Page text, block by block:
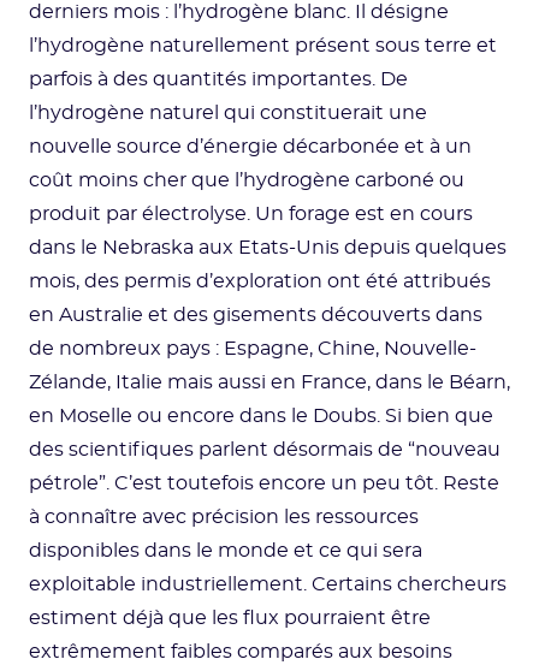
derniers mois : l’hydrogène blanc. Il désigne
l’hydrogène naturellement présent sous terre et
parfois à des quantités importantes. De
l’hydrogène naturel qui constituerait une
nouvelle source d’énergie décarbonée et à un
coût moins cher que l’hydrogène carboné ou
produit par électrolyse. Un forage est en cours
dans le Nebraska aux Etats-Unis depuis quelques
mois, des permis d’exploration ont été attribués
en Australie et des gisements découverts dans
de nombreux pays : Espagne, Chine, Nouvelle-
Zélande, Italie mais aussi en France, dans le Béarn,
en Moselle ou encore dans le Doubs. Si bien que
des scientifiques parlent désormais de “nouveau
pétrole”. C’est toutefois encore un peu tôt. Reste
à connaître avec précision les ressources
disponibles dans le monde et ce qui sera
exploitable industriellement. Certains chercheurs
estiment déjà que les flux pourraient être
extrêmement faibles comparés aux besoins